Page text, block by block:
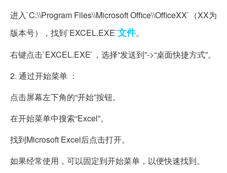
进入`C:\\Program Files\\Microsoft Office\\OfficeXX`（XX为
版本号），找到`EXCEL.EXE`文件。
右键点击`EXCEL.EXE`，选择“发送到”->“桌面快捷方式”。
2. 通过开始菜单 ：
点击屏幕左下角的“开始”按钮。
在开始菜单中搜索“Excel”。
找到Microsoft Excel后点击打开。
如果经常使用，可以固定到开始菜单，以便快速找到。